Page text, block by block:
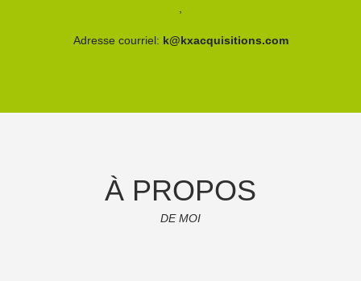
Adresse courriel: k@kxacquisitions.com
À PROPOS
DE MOI